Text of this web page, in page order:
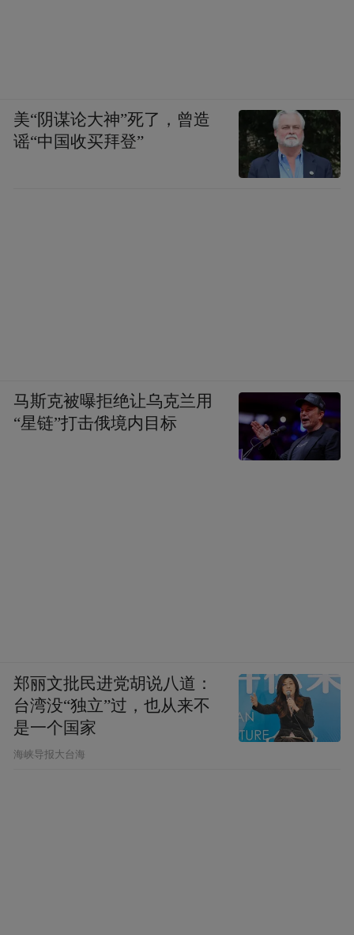
美“阴谋论大神”死了，曾造
谣“中国收买拜登”
马斯克被曝拒绝让乌克兰用
“星链”打击俄境内目标
郑丽文批民进党胡说八道：
台湾没“独立”过，也从来不
是一个国家
​海峡导报大台海